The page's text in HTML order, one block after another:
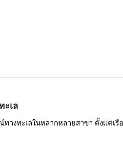
ะเล
างทะเลในหลากหลายสาขา ตั้งแต่เรื